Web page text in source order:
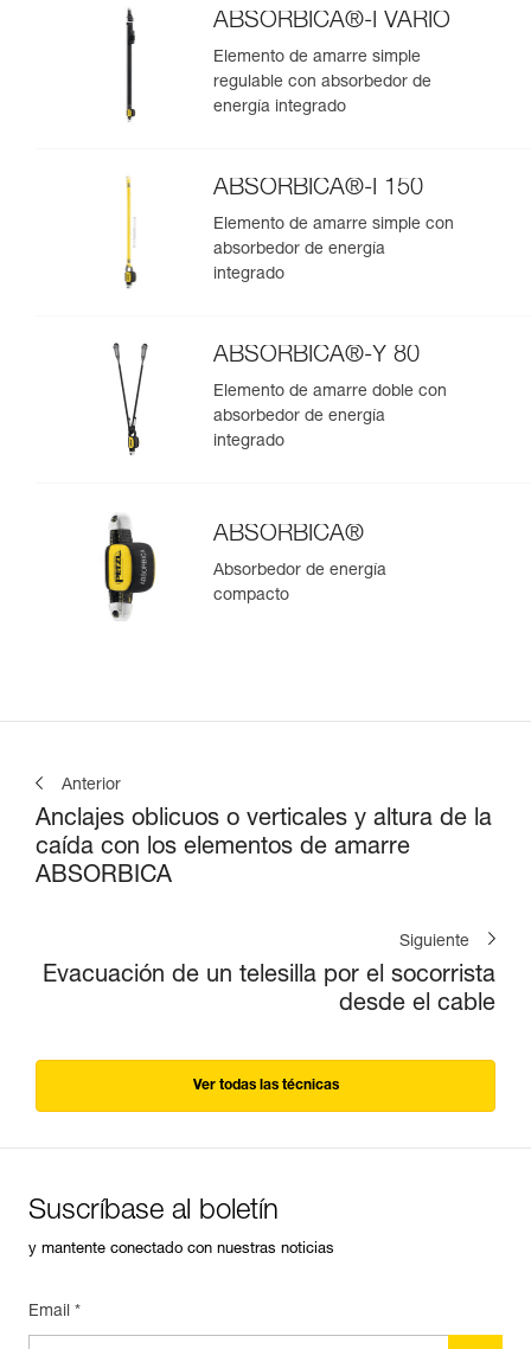
ABSORBICA®-I VARIO
Elemento de amarre simple
regulable con absorbedor de
energía integrado
ABSORBICA®-I 150
Elemento de amarre simple con
absorbedor de energía
integrado
ABSORBICA®-Y 80
Elemento de amarre doble con
absorbedor de energía
integrado
ABSORBICA®
Absorbedor de energía
compacto
Anterior
Anclajes oblicuos o verticales y altura de la
caída con los elementos de amarre
ABSORBICA
Siguiente
Evacuación de un telesilla por el socorrista
desde el cable
Ver todas las técnicas
Suscríbase al boletín
y mantente conectado con nuestras noticias
Email *